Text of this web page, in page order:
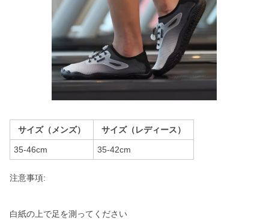
サイズ（メンズ） サイズ（レディース）
35-46cm 35-42cm
注意事項:
白紙の上で足を測ってください